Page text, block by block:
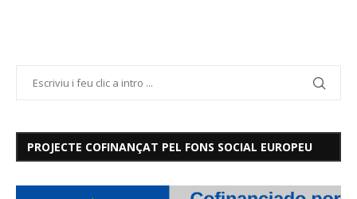
PROJECTE COFINANÇAT PEL FONS SOCIAL EUROPEU